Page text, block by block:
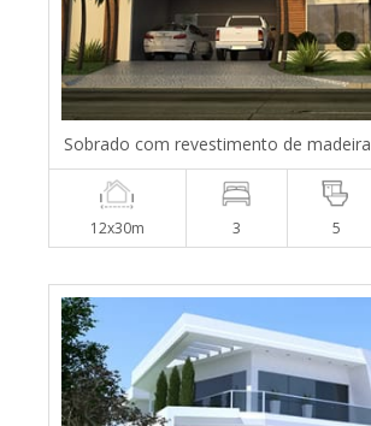
Sobrado com revestimento de madeira
12x30m 3 5